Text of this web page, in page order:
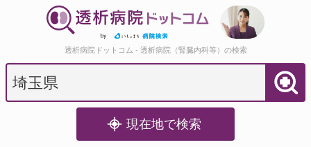
透析病院ドットコム - 透析病院（腎臓内科等）の検索
現在地で検索